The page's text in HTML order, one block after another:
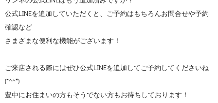
公式LINEを追加していただくと、ご予約はもちろんお問合せや予約
確認など
さまざまな便利な機能がございます！
ご来店される際にはぜひ公式LINEを追加してご予約してくださいね
(*^^*)
豊中にお住まいの方もそうでない方もお待ちしております！